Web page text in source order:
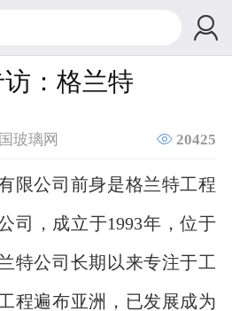

：格兰特
玻璃网  20425
限公司前身是格兰特工程
司，成立于1993年，位于
特公司长期以来专注于工
程遍布亚洲，已发展成为